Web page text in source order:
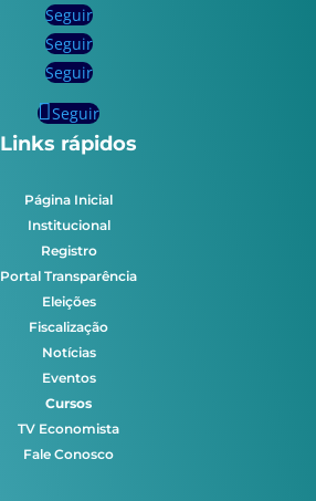
Seguir
Seguir
Seguir
Seguir
Links rápidos
Página Inicial
Institucional
Registro
Portal Transparência
Eleições
Fiscalização
Notícias
Eventos
Cursos
TV Economista
Fale Conosco